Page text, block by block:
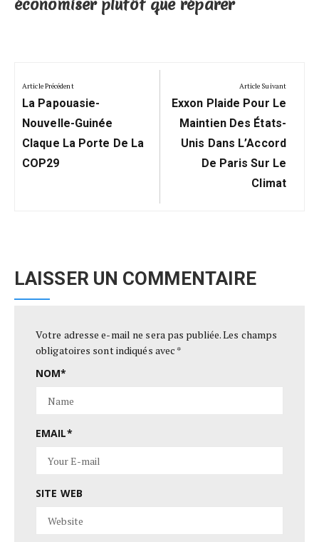
économiser plutôt que réparer
de
l’article
Article Précédent
Previous
Post:
La Papouasie-
Nouvelle-Guinée
Claque La Porte De La
COP29
Article Suivant
Next
Post:
Exxon Plaide Pour Le
Maintien Des États-
Unis Dans L’Accord
De Paris Sur Le
Climat
LAISSER UN COMMENTAIRE
Votre adresse e-mail ne sera pas publiée.Les champs
obligatoires sont indiqués avec *
NOM*
EMAIL*
SITE WEB